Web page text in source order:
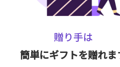
贈り手は
簡単にギフトを贈れま